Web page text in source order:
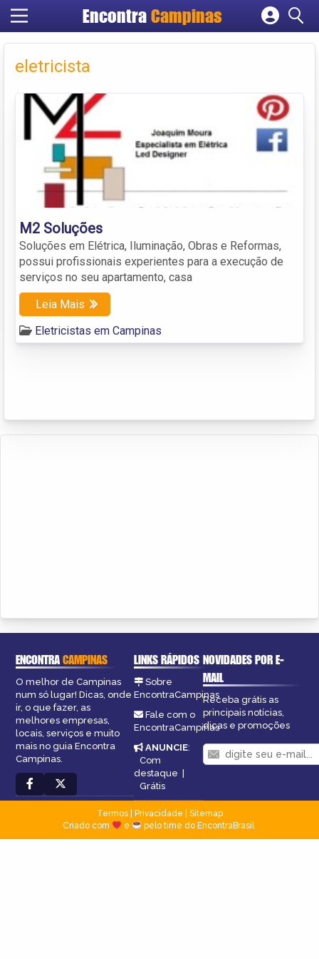
Encontra Campinas
Cadastrar empresa
eletricista
M2 Soluções
Soluções em Elétrica, Iluminação, Obras e Reformas,
possui profissionais experientes para a execução de
serviços no seu apartamento, casa
Leia Mais
Eletricistas em Campinas
ENCONTRACAMPINAS
O melhor de Campinas
num só lugar! Dicas, onde
ir, o que fazer, as
melhores empresas,
locais, serviços e muito
mais no guia Encontra
Campinas.
LINKS RÁPIDOS
Sobre
EncontraCampinas
Fale com o
EncontraCampinas
ANUNCIE:
Com
destaque |
Grátis
NOVIDADES POR E-
MAIL
Receba grátis as
principais notícias,
dicas e promoções
Termos| Privacidade
Sitemap
Criado com
e pelo time do EncontraBrasil